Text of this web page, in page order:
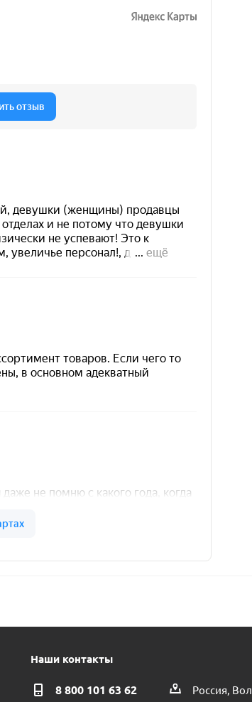
Наши контакты
8 800 101 63 62
Россия,